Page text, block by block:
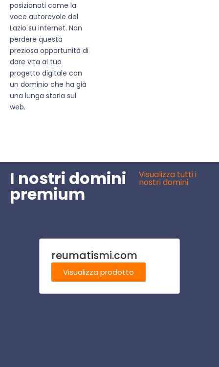
posizionati come la
voce autorevole del
Lazio su internet. Non
perdere questa
preziosa opportunità di
dare vita al tuo
progetto digitale con
un dominio che ha già
una lunga storia sul
web.
I nostri domini
premium
Visualizza tutti i
nostri domini
reumatismi.com
Visualizza prodotto